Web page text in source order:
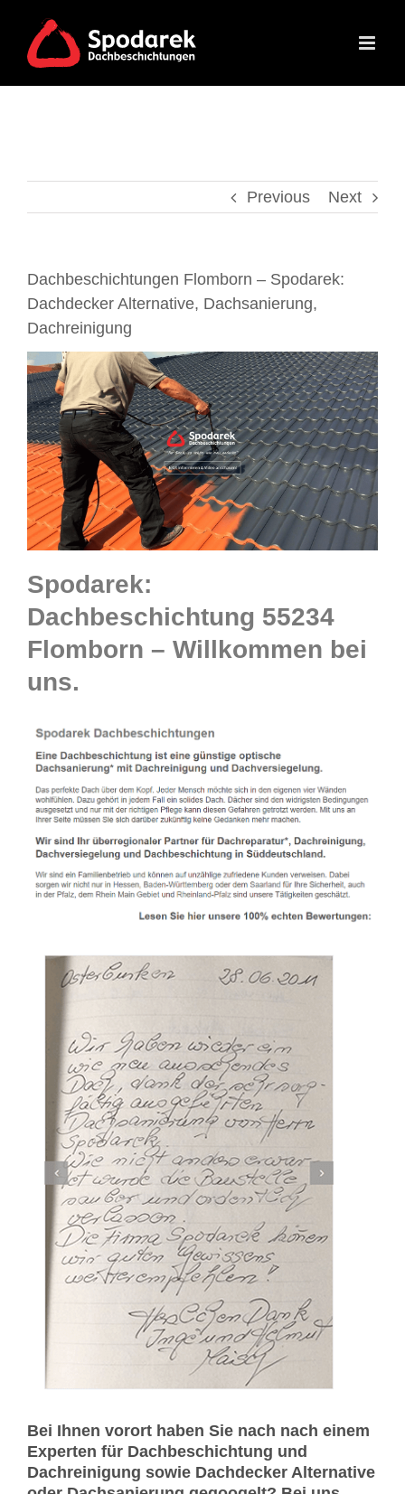
content
Previous Next
Dachbeschichtungen Flomborn – Spodarek:
Dachdecker Alternative, Dachsanierung,
Dachreinigung
Spodarek:
Dachbeschichtung 55234
Flomborn – Willkommen bei
uns.
Bei Ihnen vorort haben Sie nach nach einem
Experten für Dachbeschichtung und
Dachreinigung sowie Dachdecker Alternative